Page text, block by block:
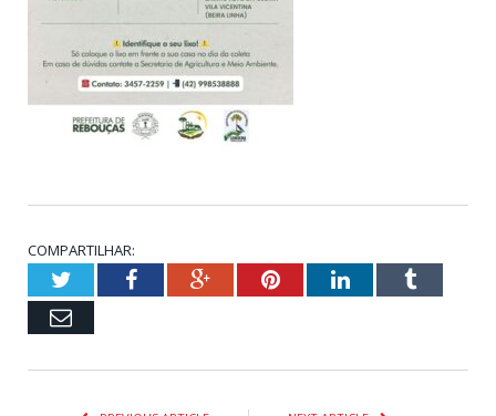
COMPARTILHAR:
TwitterFacebookGoogle+PinterestLinkedInTumblr
Email